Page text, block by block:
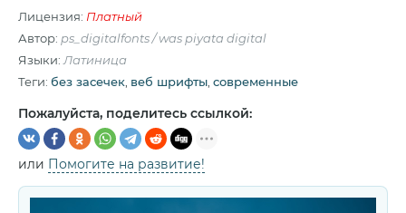
Лицензия: Платный
Автор: ps_digitalfonts / was piyata digital
Языки: Латиница
Теги: без засечек веб шрифты современные
Пожалуйста, поделитесь ссылкой:
или Помогите на развитие!